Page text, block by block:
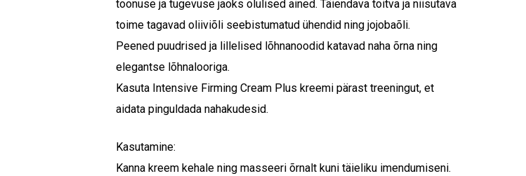
toonuse ja tugevuse jaoks olulised ained. Täiendava toitva ja niisutava
toime tagavad oliiviõli seebistumatud ühendid ning jojobaõli.
Peened puudrised ja lillelised lõhnanoodid katavad naha õrna ning
elegantse lõhnalooriga.
Kasuta Intensive Firming Cream Plus kreemi pärast treeningut, et
aidata pinguldada nahakudesid.
Kasutamine:
Kanna kreem kehale ning masseeri õrnalt kuni täieliku imendumiseni.